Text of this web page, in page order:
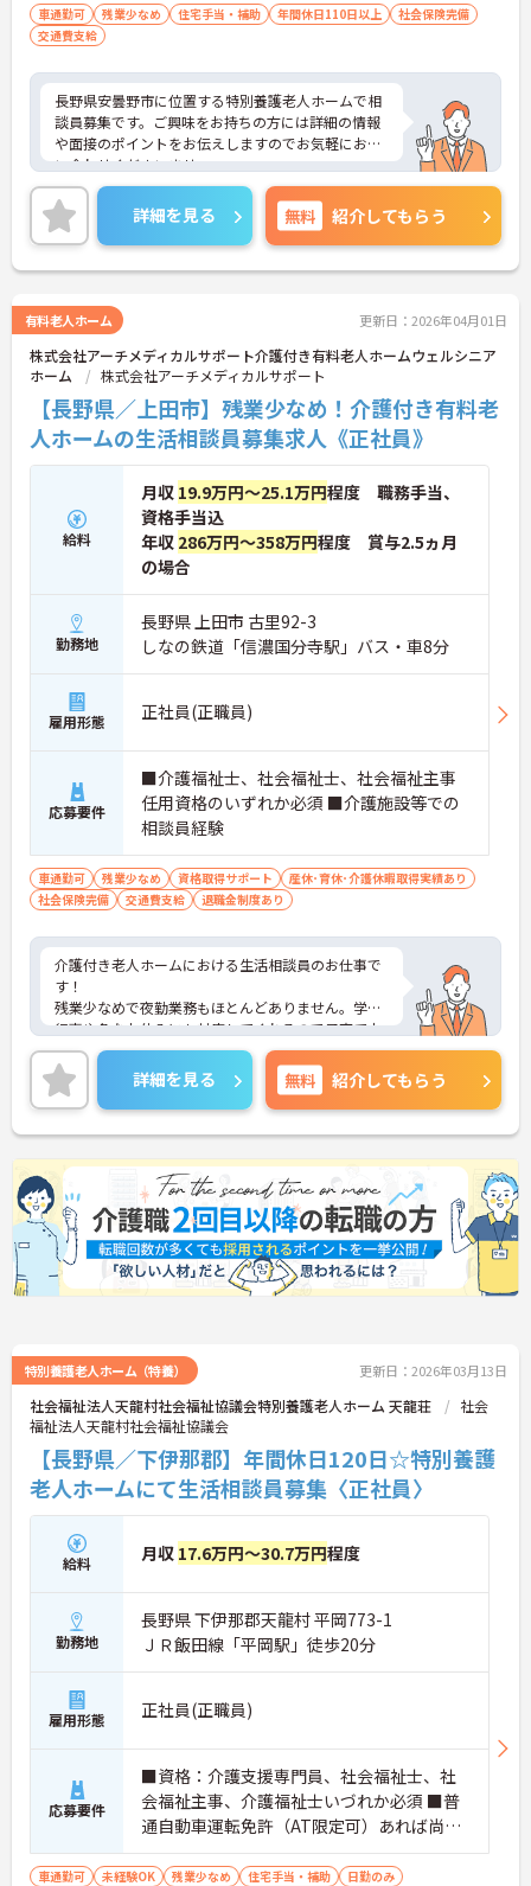
車通勤可 残業少なめ 住宅手当・補助 年間休日110日以上
社会保険完備
交通費支給
長野県安曇野市に位置する特別養護老人ホームで相
談員募集です。ご興味をお持ちの方には詳細の情報
や面接のポイントをお伝えしますのでお気軽にお問
い合わせくださいませ。
詳細を見る 無料 紹介してもらう
有料老人ホーム 更新日：2026年04月01日
株式会社アーチメディカルサポート介護付き有料老人ホームウェルシニア
ホーム
株式会社アーチメディカルサポート
【長野県／上田市】残業少なめ！介護付き有料老
人ホームの生活相談員募集求人《正社員》
給料
月収 19.9万円～25.1万円程度 職務手当、
資格手当込
年収 286万円～358万円程度 賞与2.5ヵ月
の場合
勤務地
長野県 上田市 古里92-3
しなの鉄道「信濃国分寺駅」バス・車8分
雇用形態 正社員(正職員)
応募要件
■介護福祉士、社会福祉士、社会福祉主事
任用資格のいずれか必須 ■介護施設等での
相談員経験
車通勤可 残業少なめ 資格取得サポート
産休･育休･介護休暇取得実績あり
社会保険完備
交通費支給 退職金制度あり
介護付き老人ホームにおける生活相談員のお仕事で
す！
残業少なめで夜勤業務もほとんどありません。学校
行事や急なお休みにも対応してくれるので子育て中
の方も安心してお仕事を始められます。
ご興味ある方には、面接のポイントなど、さらに詳
細をお話致しますのでお気軽にご相談ください。
詳細を見る 無料 紹介してもらう
特別養護老人ホーム（特養） 更新日：2026年03月13日
社会福祉法人天龍村社会福祉協議会特別養護老人ホーム 天龍荘
社会
福祉法人天龍村社会福祉協議会
【長野県／下伊那郡】年間休日120日☆特別養護
老人ホームにて生活相談員募集〈正社員〉
給料 月収 17.6万円～30.7万円程度
勤務地
長野県 下伊那郡天龍村 平岡773-1
ＪＲ飯田線「平岡駅」徒歩20分
雇用形態 正社員(正職員)
応募要件
■資格：介護支援専門員、社会福祉士、社
会福祉主事、介護福祉士いづれか必須 ■普
通自動車運転免許（AT限定可）あれば尚可
■経験：あれば尚可
車通勤可 未経験OK 残業少なめ 住宅手当・補助
日勤のみ